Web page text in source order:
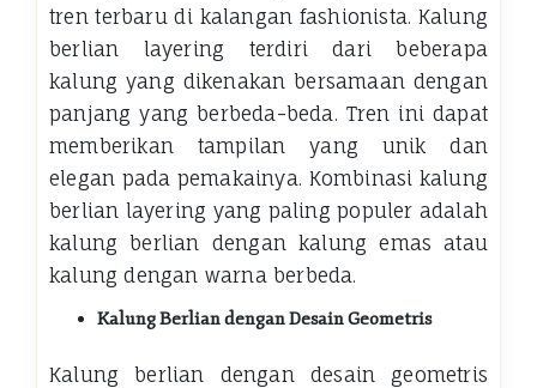
tren terbaru di kalangan fashionista. Kalung
berlian layering terdiri dari beberapa
kalung yang dikenakan bersamaan dengan
panjang yang berbeda-beda. Tren ini dapat
memberikan tampilan yang unik dan
elegan pada pemakainya. Kombinasi kalung
berlian layering yang paling populer adalah
kalung berlian dengan kalung emas atau
kalung dengan warna berbeda.
Kalung Berlian dengan Desain Geometris
Kalung berlian dengan desain geometris